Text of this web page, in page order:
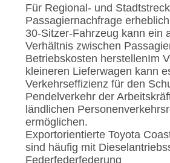
Für Regional- und
Passagiernachfrage
30-Sitzer-Fahrzeug kann ein
Verhältnis zwischen
Betriebskosten herstellenIm
kleineren Lieferwagen kann
Verkehrseffizienz für den
Pendelverkehr der
ländlichen
ermöglichen.
Exportorientierte Toyota
sind häufig mit
Federfederfederung